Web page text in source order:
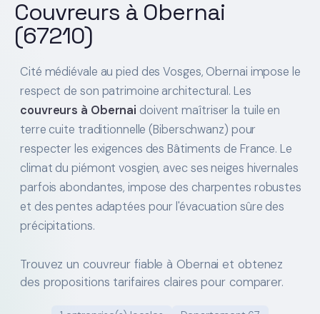
Couvreurs à Obernai
(67210)
Cité médiévale au pied des Vosges, Obernai impose le
respect de son patrimoine architectural. Les
couvreurs à Obernai doivent maîtriser la tuile en
terre cuite traditionnelle (Biberschwanz) pour
respecter les exigences des Bâtiments de France. Le
climat du piémont vosgien, avec ses neiges hivernales
parfois abondantes, impose des charpentes robustes
et des pentes adaptées pour l'évacuation sûre des
précipitations.
Trouvez un couvreur fiable à Obernai et obtenez
des propositions tarifaires claires pour comparer.